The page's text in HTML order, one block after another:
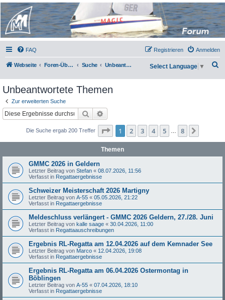
Micro Magic Forum
Deutschland
FAQ Anmelden
Registrieren
Webseite Foren-Übersicht Suche Unbeantwortete Themen Select Language ▼
Unbeantwortete Themen
Zur erweiterten Suche
Suche
Die Suche ergab 200 Treffer Seite 1von
1 2 3 4 5 8
Themen
GMMC 2026 in Geldern
Letzter Beitrag von Stefan « 08.07.2026, 11:56
Verfasst in Regattaergebnisse
Schweizer Meisterschaft 2026 Martigny
Letzter Beitrag von A-55 « 05.05.2026, 21:22
Verfasst in Regattaergebnisse
Meldeschluss verlängert - GMMC 2026 Geldern, 27./28. Juni
Letzter Beitrag von kalle saage « 30.04.2026, 11:00
Verfasst in Regattaauschreibungen
Ergebnis RL-Regatta am 12.04.2026 auf dem Kemnader See
Letzter Beitrag von Marco « 12.04.2026, 19:08
Verfasst in Regattaergebnisse
Ergebnis RL-Regatta am 06.04.2026 Ostermontag in
Böblingen
Letzter Beitrag von A-55 « 07.04.2026, 18:10
Verfasst in Regattaergebnisse